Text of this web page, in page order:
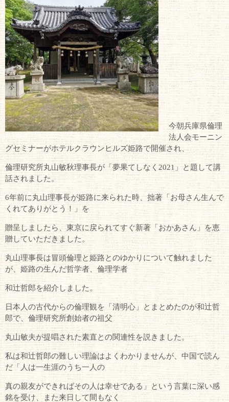
今朝兵庫県倫理
法人会モーニン
グセミナーがホテルクラウンヒルズ姫路で開催され、
倫理研究所丸山敏秋理事長が「夢果てしなく2021」と題して講
話されました。
6年前に丸山理事長が姫路に来られた時、拙著「お母さん生んで
くれてありがとう！」を
贈呈しましたら、東京に戻られてすぐ新著「おかあさん」を恵
贈していただきました。
丸山理事長は冒頭倫理と姫路とのゆかりについて触れました
が、姫路の生んだ哲学者、倫理学者
和辻哲郎を紹介しました。
日本人の古代からの倫理観を「清明心」とまとめたのが和辻哲
郎で、倫理研究所創始者の祖父
丸山敏夫が提唱された素直との関連性を説きました。
私は和辻哲郎の難しい理論はよくわかりませんが、中国で読ん
だ「人は一生涯のうち一人の
真の親友ができればその人は幸せである」という言葉に深い感
銘を受け、また来日して間もなく